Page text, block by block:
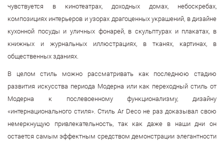
чувствуется в кинотеатрах, доходных домах, небоскребах,
композициях интерьеров и узорах драгоценных украшений, в дизайне
кухонной посуды и уличных фонарей, в скульптурах и плакатах, в
книжных и журнальных иллюстрациях, в тканях, картинах, в
общественных зданиях.
В целом стиль можно рассматривать как последнюю стадию
развития искусства периода Модерна или как переходный стиль от
Модерна к послевоенному функционализму, дизайну
«интернационального стиля».Стиль Ar Deco не раз доказывал свою
немеркнущую привлекательность, так как даже в наши дни он
остается самым эффектным средством демонстрации элегантности